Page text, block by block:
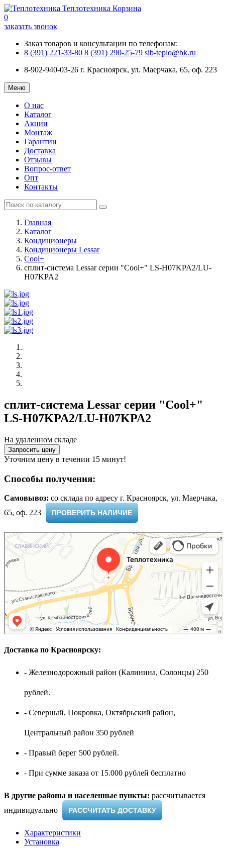
Теплотехника Корзина
0
заказать звонок
Заказ товаров и консультации по телефонам:
8 (391) 221-33-80 8 (391) 290-25-79 sib-teplo@bk.ru
8-902-940-03-26 г. Красноярск, ул. Маерчака, 65, оф. 223
Меню
О нас
Каталог
Акции
Монтаж
Гарантии
Доставка
Отзывы
Вопрос-ответ
Опт
Контакты
Главная
Каталог
Кондиционеры
Кондиционеры Lessar
Cool+
сплит-система Lessar серии "Cool+" LS-H07KPA2/LU-
H07KPA2
сплит-система Lessar серии "Cool+"
LS-H07KPA2/LU-H07KPA2
На удаленном складе
Запросить цену
Уточним цену в течении 15 минут!
Способы получения:
Самовывоз: cо склада по адресу г. Красноярск, ул. Маерчака,
65, оф. 223 ​
ПРОВЕРИТЬ НАЛИЧИЕ
Доставка по Красноярску:
- Железнодорожный район (Калинина, Солонцы) 250
рублей.
- Северный, Покровка, Октябрьский район,
Центральный район 350 рублей
- Правый берег 500 рублей.
- При сумме заказа от 15.000 рублей бесплатно
В другие районы и населенные пункты: рассчитывается
индивидуально ​
РАССЧИТАТЬ ДОСТАВКУ
Характеристики
Установка